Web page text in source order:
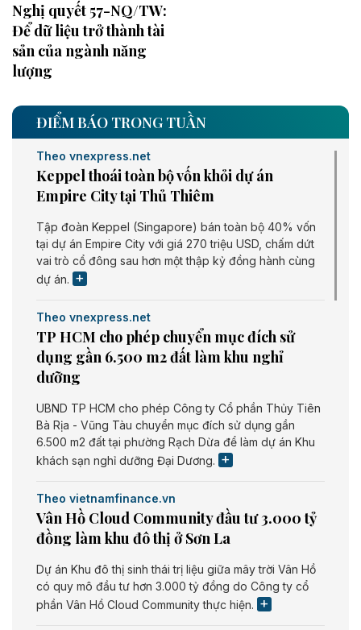
Nghị quyết 57-NQ/TW:
Để dữ liệu trở thành tài
sản của ngành năng
lượng
ĐIỂM BÁO TRONG TUẦN
Theo vnexpress.net
Keppel thoái toàn bộ vốn khỏi dự án
Empire City tại Thủ Thiêm
Tập đoàn Keppel (Singapore) bán toàn bộ 40% vốn
tại dự án Empire City với giá 270 triệu USD, chấm dứt
vai trò cổ đông sau hơn một thập kỷ đồng hành cùng
dự án.
Theo vnexpress.net
TP HCM cho phép chuyển mục đích sử
dụng gần 6.500 m2 đất làm khu nghỉ
dưỡng
UBND TP HCM cho phép Công ty Cổ phần Thủy Tiên
Bà Rịa - Vũng Tàu chuyển mục đích sử dụng gần
6.500 m2 đất tại phường Rạch Dừa để làm dự án Khu
khách sạn nghỉ dưỡng Đại Dương.
Theo vietnamfinance.vn
Vân Hồ Cloud Community đầu tư 3.000 tỷ
đồng làm khu đô thị ở Sơn La
Dự án Khu đô thị sinh thái trị liệu giữa mây trời Vân Hồ
có quy mô đầu tư hơn 3.000 tỷ đồng do Công ty cổ
phần Vân Hồ Cloud Community thực hiện.